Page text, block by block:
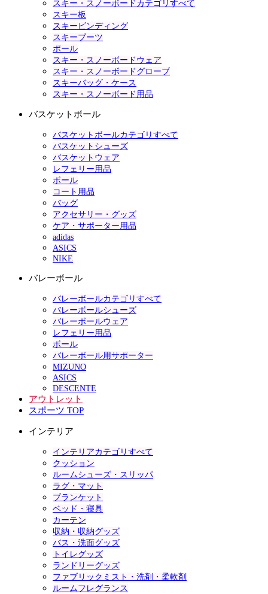
スキー・スノーボードカテゴリすべて
スキー板
スキービンディング
スキーブーツ
ポール
スキー・スノーボードウェア
スキー・スノーボードグローブ
スキーバッグ・ケース
スキー・スノーボード用品
バスケットボール
バスケットボールカテゴリすべて
バスケットシューズ
バスケットウェア
レフェリー用品
ボール
コート用品
バッグ
アクセサリー・グッズ
ケア・サポーター用品
adidas
ASICS
NIKE
バレーボール
バレーボールカテゴリすべて
バレーボールシューズ
バレーボールウェア
レフェリー用品
ボール
バレーボール用サポーター
MIZUNO
ASICS
DESCENTE
アウトレット
スポーツ TOP
インテリア
インテリアカテゴリすべて
クッション
ルームシューズ・スリッパ
ラグ・マット
ブランケット
ベッド・寝具
カーテン
収納・収納グッズ
バス・洗面グッズ
トイレグッズ
ランドリーグッズ
ファブリックミスト・洗剤・柔軟剤
ルームフレグランス